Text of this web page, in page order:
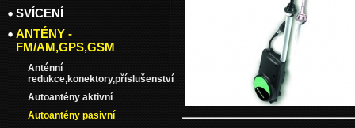
SVÍCENÍ
ANTÉNY -
FM/AM,GPS,GSM
Anténní
redukce,konektory,příslušenství
Autoantény aktivní
Autoantény pasivní